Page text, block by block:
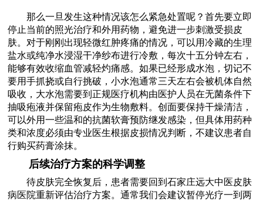
那么一旦发生这种情况该怎么紧急处置呢？首先要立即
停止当前的照光治疗和外用药物，避免进一步刺激受损皮
肤。对于刚刚出现轻微红肿疼痛的情况，可以用冷藏的生理
盐水或纯净水浸湿干净纱布进行冷敷，每次十五分钟左右，
能够有效收缩血管减轻灼痛感。如果已经形成水泡，切记不
要用手抓挠或自行挑破，小水泡通常三天左右会被机体自然
吸收，大水泡需要到正规医疗机构由医护人员在无菌条件下
抽吸疱液并保留疱皮作为生物敷料。创面要保持干燥清洁，
可以外用一些温和的抗菌软膏预防继发感染，但具体用药种
类和浓度必须由专业医生根据皮损情况判断，不建议患者自
行购买药膏涂抹。
后续治疗方案的科学调整
待皮肤完全恢复后，患者需要回到石家庄远大中医皮肤
病医院重新评估治疗方案。通常我们会建议暂停光疗一到两